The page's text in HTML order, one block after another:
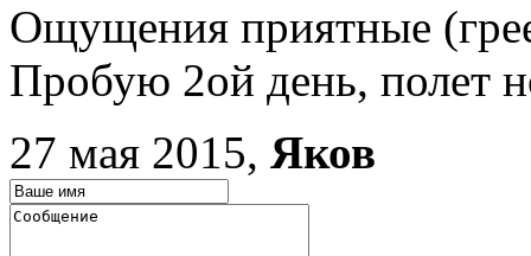
Ощущения приятные
Пробую 2ой день, полет
27 мая 2015, Яков